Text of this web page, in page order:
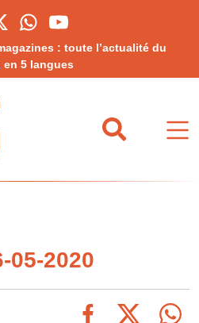
: toute l’actualité du
en 5 langues
05-2020